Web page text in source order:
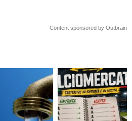
Content sponsored by Outbrain